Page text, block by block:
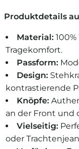
Produktdetails
Material:
Tragekomfort.
Passform:
Design:
kontrastierende
Knöpfe:
an der Front und
Vielseitig:
oder